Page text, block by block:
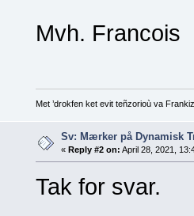
Mvh. Francois
Met ’drokfen ket evit teñzorioù va
Sv: Mærker på Dynamisk
«Reply #2 on: April 28, 2021,
Tak for svar.